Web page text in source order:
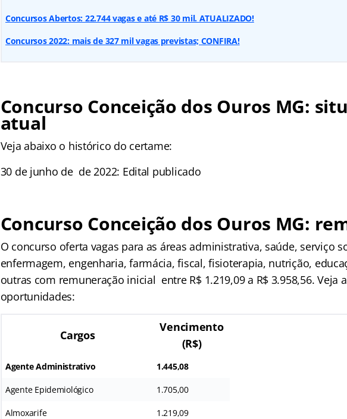
Concursos Abertos: 22.744 vagas e até R$ 30 mil. ATUALIZADO!
Concursos 2022: mais de 327 mil vagas previstas; CONFIRA!
Concurso Conceição dos Ouros MG:
atual
Veja abaixo o histórico do certame:
30 de junho de de 2022: Edital publicado
Concurso Conceição dos Ouros MG:
O concurso oferta vagas para as áreas administrativa, saúde, serviço
enfermagem, engenharia, farmácia, fiscal, fisioterapia, nutrição,
outras com remuneração inicial entre R$ 1.219,09 a R$ 3.958,56. Veja
oportunidades:
Cargos
Vencimento
(R$)
Agente Administrativo 1.445,08
Agente Epidemiológico 1.705,00
Almoxarife 1.219,09